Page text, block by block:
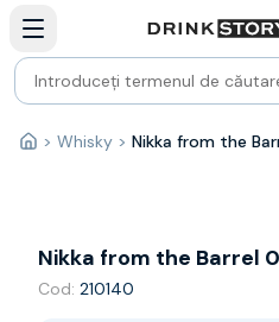
Bauturi fine — selectie
Produse Noi
Cosuri cadou
Pachete & Cadouri
Vin
Franta
Spania
Acasă
> Whisky > Nikka from the
Nikka from the Barrel
Cod: 210140